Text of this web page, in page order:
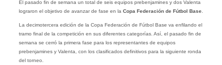
El pasado fin de semana un total de seis equipos prebenjamines y dos Valenta
lograron el objetivo de avanzar de fase en la Copa Federación de Fútbol Base.
La decimotercera edición de la Copa Federación de Fútbol Base va enfilando el
tramo final de la competición en sus diferentes categorías. Así, el pasado fin de
semana se cerró la primera fase para los representantes de equipos
prebenjamines y Valenta, con los clasificados definitivos para la siguiente ronda
del torneo.